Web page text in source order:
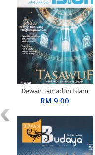
Dewan Tamadun Islam
April 2026
RM 9.00